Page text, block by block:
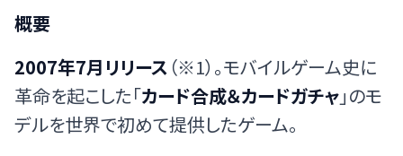
概要
2007年7月リリース （※1）。モバイルゲーム史に
革命を起こした「カード合成＆カードガチャ」のモ
デルを世界で初めて提供したゲーム。